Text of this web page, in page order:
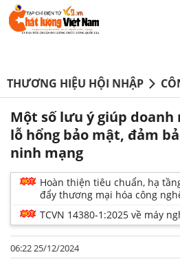
THƯƠNG HIỆU HỘI NHẬP
Một số lưu ý giúp doanh
lỗ hổng bảo mật, đảm
ninh mạng
Hoàn thiện tiêu chuẩn, hạ
đẩy thương mại hóa công
TCVN 14380-1:2025 về máy
06:22 25/12/2024